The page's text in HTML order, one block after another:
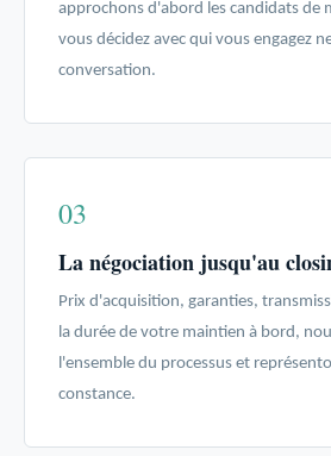
approchons d'abord les candidats de
vous décidez avec qui vous engagez
conversation.
03
La négociation jusqu'au
Prix d'acquisition, garanties,
la durée de votre maintien à bord,
l'ensemble du processus et
constance.